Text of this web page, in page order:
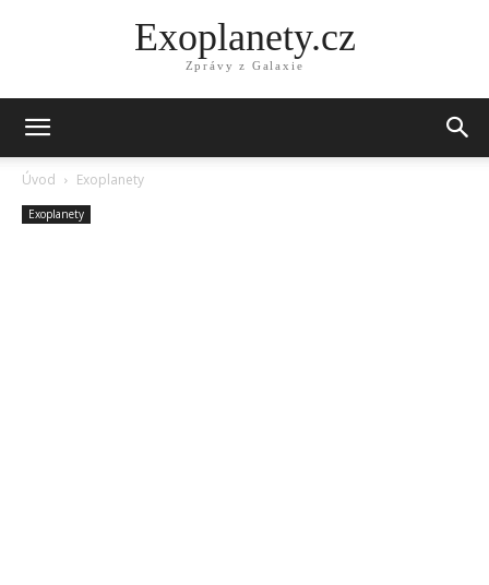
Exoplanety.cz
Zprávy z Galaxie
Úvod Exoplanety
Exoplanety